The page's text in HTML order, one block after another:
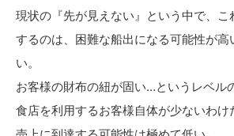
現状の『先が見えない』という中で、こ
するのは、困難な船出になる可能性が高
い。
お客様の財布の紐が固い…というレベル
食店を利用するお客様自体が少ないわけ